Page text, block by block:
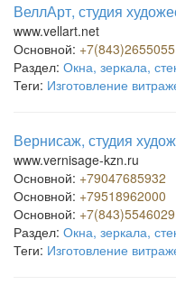
ВеллАрт, студия
www.vellart.net
Основной: +7(843)2655055
Раздел: Окна, зеркала,
Теги: Изготовление
Вернисаж, студия
www.vernisage-kzn.ru
Основной: +79047685932
Основной: +79518962000
Основной: +7(843)5546029
Раздел: Окна, зеркала,
Теги: Изготовление